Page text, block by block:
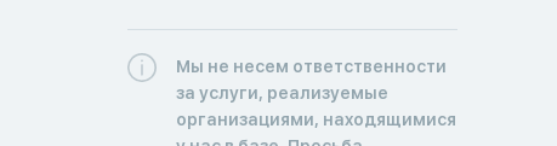
Мы не несем ответственности
за услуги, реализуемые
организациями, находящимися